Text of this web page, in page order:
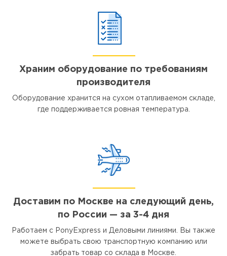
Храним оборудование по требованиям
производителя
Оборудование хранится на сухом отапливаемом складе,
где поддерживается ровная температура.
Доставим по Москве на следующий день,
по России — за 3-4 дня
Работаем с PonyExpress и Деловыми линиями. Вы также
можете выбрать свою транспортную компанию или
забрать товар со склада в Москве.